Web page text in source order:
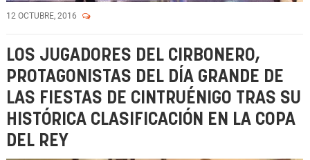
12 OCTUBRE, 2016
LOS JUGADORES DEL CIRBONERO,
PROTAGONISTAS DEL DÍA GRANDE DE
LAS FIESTAS DE CINTRUÉNIGO TRAS SU
HISTÓRICA CLASIFICACIÓN EN LA COPA
DEL REY